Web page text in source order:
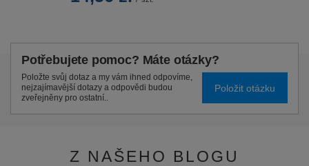
Potřebujete pomoc? Máte otázky?
Položte svůj dotaz a my vám ihned odpovíme,
nejzajímavější dotazy a odpovědi budou
zveřejněny pro ostatní..
Položit otázku
Z NAŠEHO BLOGU